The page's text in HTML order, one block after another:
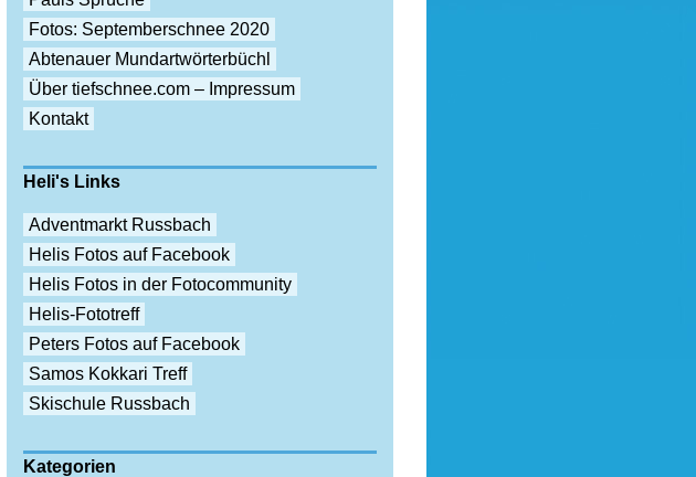
Fotos: Septemberschnee 2020
Abtenauer Mundartwörterbüchl
Über tiefschnee.com – Impressum
Kontakt
Heli's Links
Adventmarkt Russbach
Helis Fotos auf Facebook
Helis Fotos in der Fotocommunity
Helis-Fototreff
Peters Fotos auf Facebook
Samos Kokkari Treff
Skischule Russbach
Kategorien